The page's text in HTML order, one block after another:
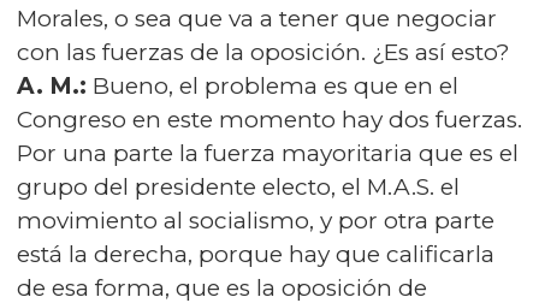
Morales, o sea que va a tener que negociar
con las fuerzas de la oposición. ¿Es así esto?
A. M.: Bueno, el problema es que en el
Congreso en este momento hay dos fuerzas.
Por una parte la fuerza mayoritaria que es el
grupo del presidente electo, el M.A.S. el
movimiento al socialismo, y por otra parte
está la derecha, porque hay que calificarla
de esa forma, que es la oposición de